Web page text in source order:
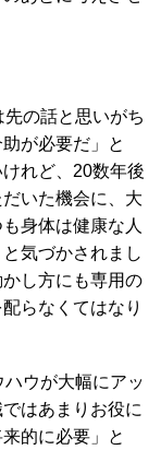
の話と思いがち
が必要だ」と
れど、20数年後
いた機会に、大
身体は健康な人
気づかされまし
し方にも専用の
らなくてはなり
ウが大幅にアッ
はあまりお役に
的に必要」と